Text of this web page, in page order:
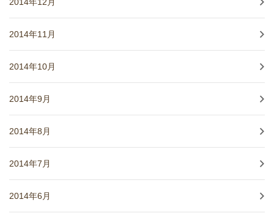
2014年11月
2014年10月
2014年9月
2014年8月
2014年7月
2014年6月